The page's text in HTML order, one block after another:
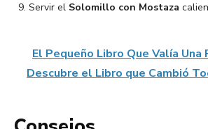
Servir el Solomillo con Mostaza
El Pequeño Libro Que Valía Una
Descubre el Libro que Cambió